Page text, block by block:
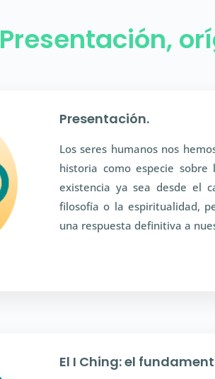
Presentación,
Presentación.
Los seres humanos nos
historia como especie
existencia ya sea desde el
filosofía o la espiritualidad,
una respuesta definitiva a
El I Ching: el